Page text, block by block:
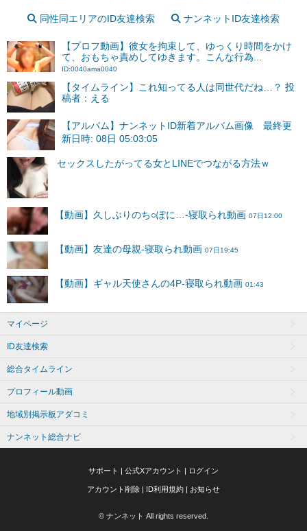
同性同エリアのID友達検索 ナンネットID友達検索
【プロフ動画】彼女を拘束して、ゆっくり時間をかけ
て、おもちゃ責めしてゆきます。こんな行為...
ID:0040ama0040
【タイムライン】これ知ってる人は同世代だね…？ 投
稿者：える
【アルバム】ナンネットID新着アルバム画像 最終更
新日時: 08日 05:03:05
マイページ
ID友達検索
総合タイムライン
プロフィール動画
地域別掲示板アダコミ
ナンネット総合ナビ
サポート | 公式Xアカウント | ログイン
アカウント削除 | ID利用規約 | お知らせ
© ナンネット All rights reserved.